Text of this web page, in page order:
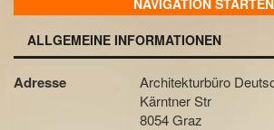
NAVIGATION STARTEN
ALLGEMEINE INFORMATIONEN
Adresse
Architekturbüro
Kärntner Str
8054 Graz